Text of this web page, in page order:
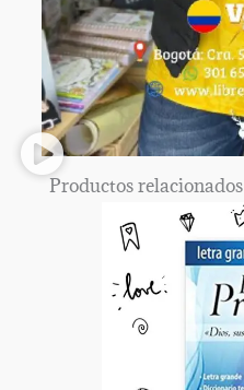
Productos relacionados